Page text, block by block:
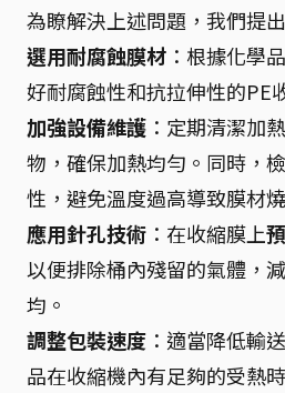
為瞭解決上述問題，我們提
選用耐腐蝕膜材 ：根據化學
好耐腐蝕性和抗拉伸性的PE
加強設備維護 ：定期清潔加
物，確保加熱均勻。同時，
性，避免溫度過高導致膜材
應用針孔技術 ：在收縮膜上
以便排除桶內殘留的氣體，
均。
調整包裝速度 ：適當降低輸
品在收縮機內有足夠的受熱